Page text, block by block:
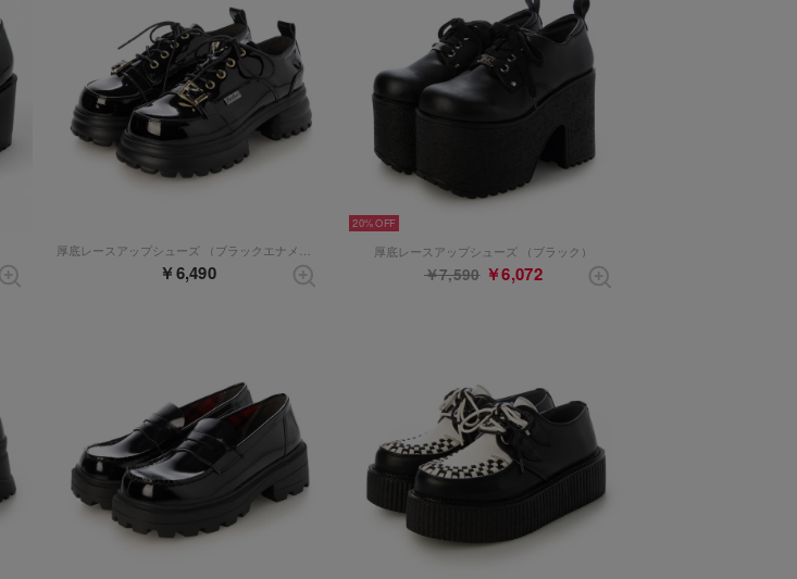
厚底レースアップシューズ （ブラックエナメル）
￥6,490
20%
厚底レースアップシューズ （ブラック）
￥7,590 ￥6,072